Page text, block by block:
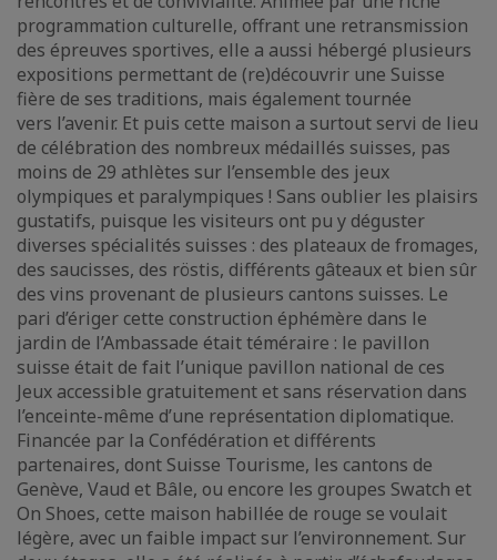
programmation culturelle, offrant une retransmission
des épreuves sportives, elle a aussi hébergé plusieurs
expositions permettant de (re)découvrir une Suisse
fière de ses traditions, mais également tournée
vers l’avenir. Et puis cette maison a surtout servi de lieu
de célébration des nombreux médaillés suisses, pas
moins de 29 athlètes sur l’ensemble des jeux
olympiques et paralympiques ! Sans oublier les plaisirs
gustatifs, puisque les visiteurs ont pu y déguster
diverses spécialités suisses : des plateaux de fromages,
des saucisses, des röstis, différents gâteaux et bien sûr
des vins provenant de plusieurs cantons suisses. Le
pari d’ériger cette construction éphémère dans le
jardin de l’Ambassade était téméraire : le pavillon
suisse était de fait l’unique pavillon national de ces
Jeux accessible gratuitement et sans réservation dans
l’enceinte-même d’une représentation diplomatique.
Financée par la Confédération et différents
partenaires, dont Suisse Tourisme, les cantons de
Genève, Vaud et Bâle, ou encore les groupes Swatch et
On Shoes, cette maison habillée de rouge se voulait
légère, avec un faible impact sur l’environnement. Sur